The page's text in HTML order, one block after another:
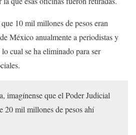
10 mil millones de pesos eran
México anualmente a periodistas y
cual se ha eliminado para ser
imagínense que el Poder Judicial
20 mil millones de pesos ahí